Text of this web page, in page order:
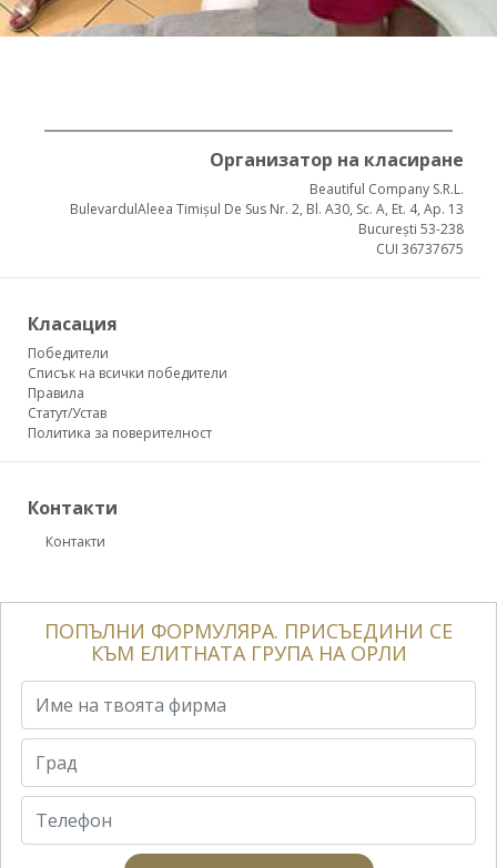
ПОПЪЛНИ ФОРМУЛЯРА. ПРИСЪЕДИНИ СЕ
КЪМ ЕЛИТНАТА ГРУПА НА ОРЛИ
Организатор на класиране
Beautiful Company S.R.L.
BulevardulAleea Timișul De Sus Nr. 2, Bl. A30, Sc. A, Et. 4, Ap. 13
București 53-238
CUI 36737675
Класация
Победители
Списък на всички победители
Правила
Статут/Устав
Политика за поверителност
Контакти
Контакти